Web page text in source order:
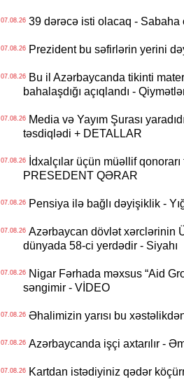
07.08.2639 dərəcə isti olacaq - Sabaha
07.08.26Prezident bu səfirlərin yerini
07.08.26Bu il Azərbaycanda tikinti
bahalaşdığı açıqlandı -
07.08.26Media və Yayım Şurası
təsdiqlədi + DETALLAR
07.08.26İdxalçılar üçün müəllif
PRESEDENT QƏRAR
07.08.26Pensiya ilə bağlı dəyişiklik -
07.08.26Azərbaycan dövlət xərclərinin
dünyada 58-ci yerdədir - Siyahı
07.08.26Nigar Fərhada məxsus “Aid
səngimir - VİDEO
07.08.26Əhalimizin yarısı bu
07.08.26Azərbaycanda işçi axtarılır -
07.08.26Kartdan istədiyiniz qədər